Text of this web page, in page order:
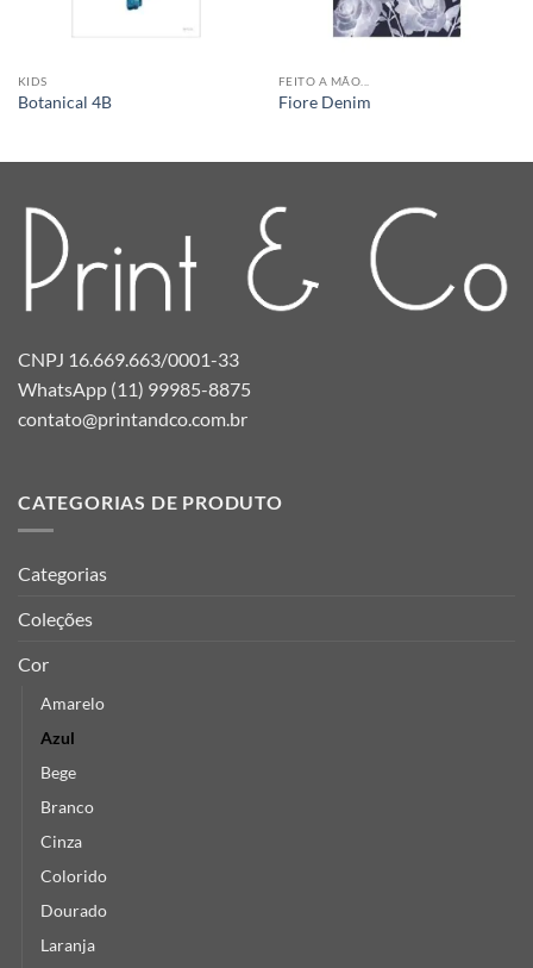
KIDS
Botanical 4B
FEITO A MÃO...
Fiore Denim
CNPJ 16.669.663/0001-33
WhatsApp (11) 99985-8875
contato@printandco.com.br
CATEGORIAS DE PRODUTO
Categorias
Coleções
Cor
Amarelo
Azul
Bege
Branco
Cinza
Colorido
Dourado
Laranja